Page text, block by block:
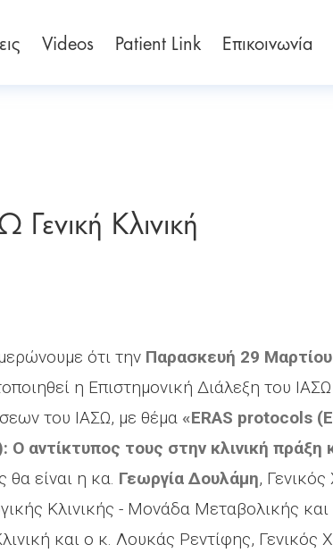
Videos Patient Link Επικοινωνία
Κλινική
ότι την Παρασκευή 29
η Επιστημονική Διάλεξη του
του ΙΑΣΩ, με θέμα «ERAS protocols
Ο αντίκτυπος τους στην κλινική πράξη
θα είναι η κα. Γεωργία Δουλάμη, Γενικός
Κλινικής - Μονάδα Μεταβολικής
και ο κ. Λουκάς Ρεντίφης, Γενικός